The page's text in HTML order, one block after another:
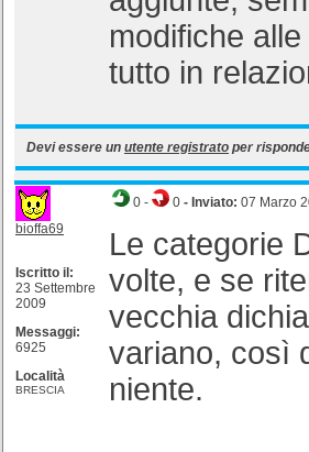
modifiche
tutto in
Devi essere un utente registrato per
bioffa69
Iscritto il:
23 Settembre
2009
Messaggi:
6925
Località
BRESCIA
0 - 0 - Inviato: 07 Marzo
Le categorie
volte, e se
vecchia
variano, così
niente.